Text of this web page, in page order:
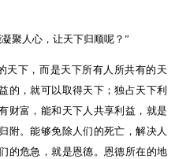
聚人心，让天下归顺呢？ ”
天下，而是天下所有人所共有的天
的，就可以取得天下；独占天下利
财富，能和天下人共享利益，就是
附。能够免除人们的死亡，解决人
的危急，就是恩德。恩德所在的地